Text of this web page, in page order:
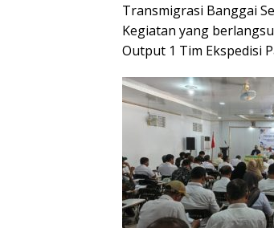
Transmigrasi Banggai
Kegiatan yang
Output 1 Tim Ekspedisi